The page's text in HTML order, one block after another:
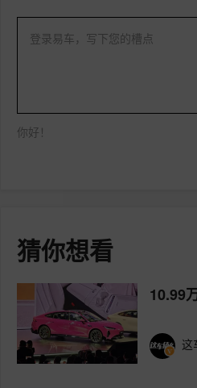
登录易车，写下您的槽点
你好！
猜你想看
10.99
这